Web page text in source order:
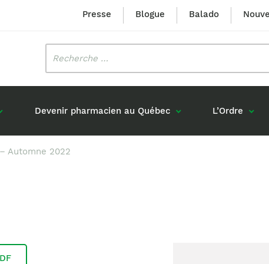
Presse Blogue Balado
Devenir pharmacien au Québec L’Ordre
Déclaration des services
Automne 2022